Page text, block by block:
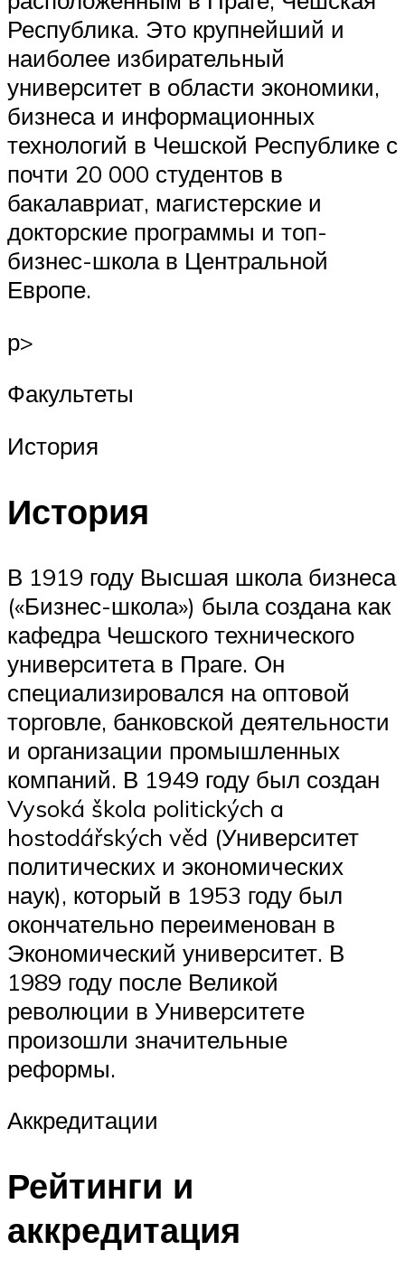
Республика. Это крупнейший и
наиболее избирательный
университет в области экономики,
бизнеса и информационных
технологий в Чешской Республике с
почти 20 000 студентов в
бакалавриат, магистерские и
докторские программы и топ-
бизнес-школа в Центральной
Европе.
р>
Факультеты
История
История
В 1919 году Высшая школа бизнеса
(«Бизнес-школа») была создана как
кафедра Чешского технического
университета в Праге. Он
специализировался на оптовой
торговле, банковской деятельности
и организации промышленных
компаний. В 1949 году был создан
Vysoká škola politických a
hostodářských věd (Университет
политических и экономических
наук), который в 1953 году был
окончательно переименован в
Экономический университет. В
1989 году после Великой
революции в Университете
произошли значительные
реформы.
Аккредитации
Рейтинги и
аккредитация